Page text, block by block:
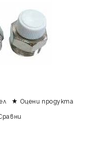
Оцени продукта